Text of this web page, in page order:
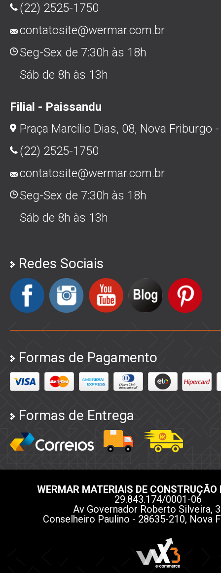
(22) 2525-1750
contatosite@wermar.com.br
Seg-Sex de 7:30h às 18h
Sáb de 8h às 13h
Filial - Paissandu
Praça Marcílio Dias, 08, Nova Friburgo
(22) 2525-1750
contatosite@wermar.com.br
Seg-Sex de 7:30h às 18h
Sáb de 8h às 13h
Redes Sociais
Formas de Pagamento
Formas de Entrega
WERMAR MATERIAIS DE CONSTRUÇÃO
29.843.174/0001-06
Av Governador Roberto Silveira,
Conselheiro Paulino - 28635-210, Nova